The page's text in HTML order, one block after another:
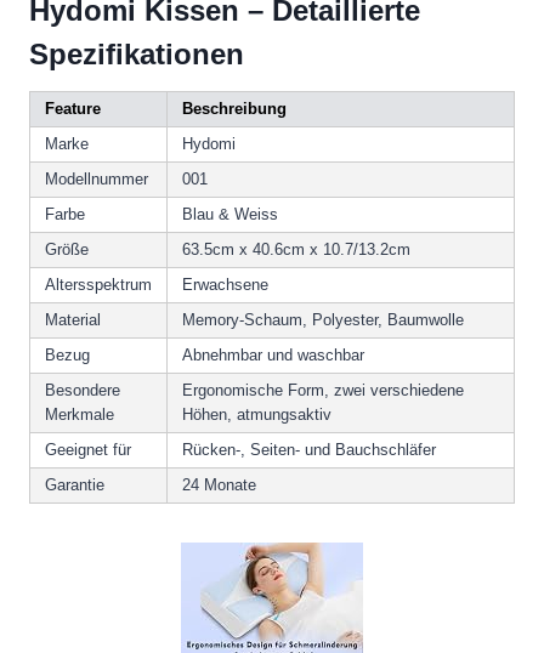
Hydomi Kissen – Detaillierte
Spezifikationen
Feature
Beschreibung
Marke
Hydomi
Modellnummer
001
Farbe
Blau & Weiss
Größe
63.5cm x 40.6cm x 10.7/13.2cm
Altersspektrum
Erwachsene
Material
Memory-Schaum, Polyester, Baumwolle
Bezug
Abnehmbar und waschbar
Besondere
Merkmale
Ergonomische Form, zwei verschiedene
Höhen, atmungsaktiv
Geeignet für
Rücken-, Seiten- und Bauchschläfer
Garantie
24 Monate